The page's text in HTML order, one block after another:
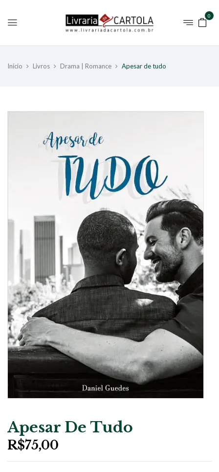
0
Início Livros Drama | Romance Apesar de tudo
Apesar De Tudo
R$75,00